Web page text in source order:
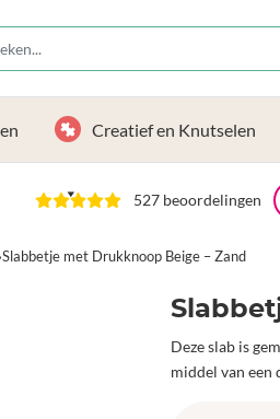
Creatief en Knutselen
527 beoordelingen
Slabbetje met Drukknoop Beige – Zand
Deze slab is
middel van een